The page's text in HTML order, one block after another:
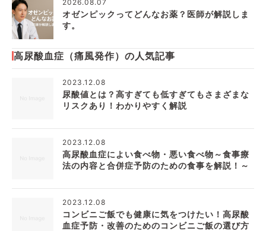
2026.08.07
オゼンピックってどんなお薬？医師が解説しま
す。
高尿酸血症（痛風発作）の人気記事
2023.12.08
尿酸値とは？高すぎても低すぎてもさまざまな
リスクあり！わかりやすく解説
2023.12.08
高尿酸血症によい食べ物・悪い食べ物～食事療
法の内容と合併症予防のための食事を解説！～
2023.12.08
コンビニご飯でも健康に気をつけたい！高尿酸
血症予防・改善のためのコンビニご飯の選び方